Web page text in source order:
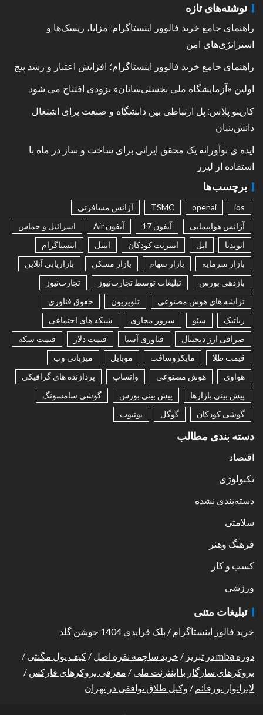
نوشته‌های تازه
راهنمای جامع خرید فالوور اینستاگرام: مزایا، ریسک‌ها و
استراتژی‌های امن
راهنمای جامع خرید فالوور اینستاگرام؛ افزایش اعتبار و رشد پیج
اولین «آزمایشگاه ملی نخستی‌سانان» بزودی افتتاح می شود
کارینو پلاس: پل ارتباطی بین دانشگاه و صنعت برای اشتغال
دانش‌بنیان
ایده ی نوآورانه یک محقق ایرانی برای ساخت و ساز در ماه با
استفاده از لیزر
برچسب‌ها
ios
openai
TSMC
آژانس مسافرتی
آژانس هواپیمایی
آیفون 17 آیفون Air
اسرائیل و حماس
انویدیا
اپل اینترنت کودکان اینتل
اینستاگرام
بازار سرمایه
بازار سهام بازار مسکن
بازاریابی آنلاین
بازدهی بورس
تبلیغات توسط تجارت‌نیوز
تجارت‌نیوز
تراشه های هوش مصنوعی
تلویزیون
حقوق فناوری
رباتیک
سئو سرور مجازی
شبکه های اجتماعی
صرافی ارز دیجیتال
فناوری آسیا قیمت دلار
قیمت سکه
قیمت طلا
مایکروسافت موبایل
میزبانی وب
هواوی
هوش مصنوعی واتساپ
پردازنده های گرافیکی
پیش بینی بازارها
پیش بینی بورس
گوشی سامسونگ
گوشی کودکان
گوگل یوتیوب
دسته بندی مطالب
اقتصاد
تکنولوژی
دسته‌بندی نشده
سلامتی
فرهنگ وهنر
کسب و کار
ورزشی
تبلیغات متنی
خرید فالور اینستاگرام / بلک فرایدی 1404 جوشن گلد
دوره mba در تبریز / خرید ساچمه نقره اصل / کیف پول مگنتی /
بروکرهای سازگار با اینترنت ملی / معرفی بروکرهای فارکس /
لابراتوار نورقائم / وکیل طلاق توافقی در تهران